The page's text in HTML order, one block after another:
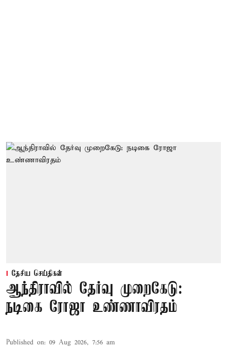
தேசிய செய்திகள்
ஆந்திராவில் தேர்வு முறைகேடு:
நடிகை ரோஜா உண்ணாவிரதம்
Published on: 09 Aug 2026, 7:56 am